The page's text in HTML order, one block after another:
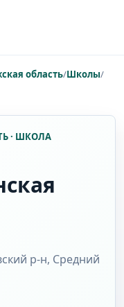
область/Школы/
· ШКОЛА
р-н, Средний